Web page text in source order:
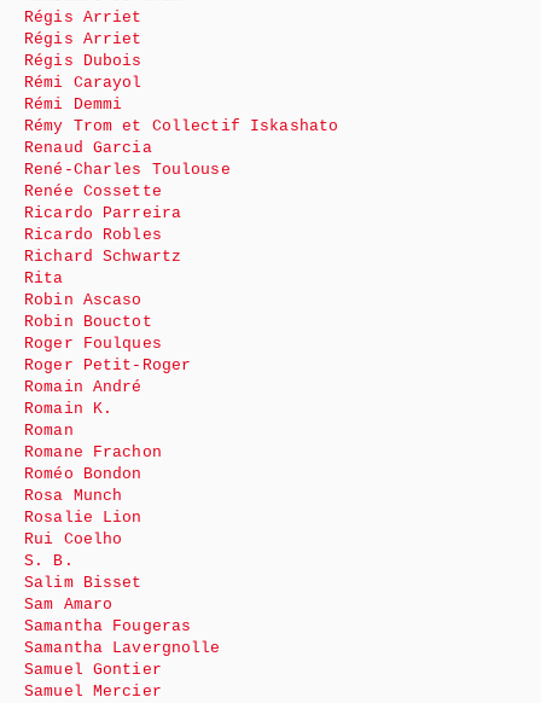
Régis Arriet
Régis Arriet
Régis Dubois
Rémi Carayol
Rémi Demmi
Rémy Trom et Collectif Iskashato
Renaud Garcia
René-Charles Toulouse
Renée Cossette
Ricardo Parreira
Ricardo Robles
Richard Schwartz
Rita
Robin Ascaso
Robin Bouctot
Roger Foulques
Roger Petit-Roger
Romain André
Romain K.
Roman
Romane Frachon
Roméo Bondon
Rosa Munch
Rosalie Lion
Rui Coelho
S. B.
Salim Bisset
Sam Amaro
Samantha Fougeras
Samantha Lavergnolle
Samuel Gontier
Samuel Mercier